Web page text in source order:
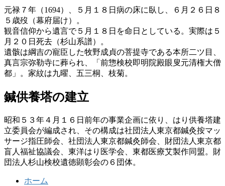
元禄７年（1694）、５月１８日病の床に臥し、６月２６日８
５歳歿（幕府届け）。
観音信仰から遺言で５月１８日を命日としている。実際は５
月２０日死去（杉山系譜）。
遺骸は綱吉の寵臣した牧野成貞の菩提寺である本所二ツ目、
真言宗弥勒寺に葬られ、「前惣検校即明院殿眼叟元清権大僧
都」。家紋は九曜、五三桐、枝菊。
鍼供養塔の建立
昭和５３年４月１６日前年の事業企画に依り、はり供養塔建
立委員会が編成され、その構成は社団法人東京都鍼灸按マッ
サージ指圧師会、社団法人東京都鍼灸師会、財団法人東京都
盲人福祉協議会、東洋はり医学会、東都医療艾製作同盟。財
団法人杉山検校遺徳顕彰会の６団体。
ホーム